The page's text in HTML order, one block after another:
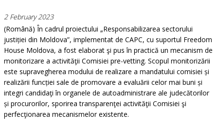
2 February 2023
(Română) În cadrul proiectului „Responsabilizarea sectorului
justiției din Moldova”, implementat de CAPC, cu suportul Freedom
House Moldova, a fost elaborat şi pus în practică un mecanism de
monitorizare a activităţii Comisiei pre-vetting. Scopul monitorizării
este supravegherea modului de realizare a mandatului comisiei și
realizării funcției sale de promovare a evaluării celor mai buni și
integri candidaţi în organele de autoadministrare ale judecătorilor
și procurorilor, sporirea transparenţei activităţii Comisiei şi
perfecţionarea mecanismelor existente.